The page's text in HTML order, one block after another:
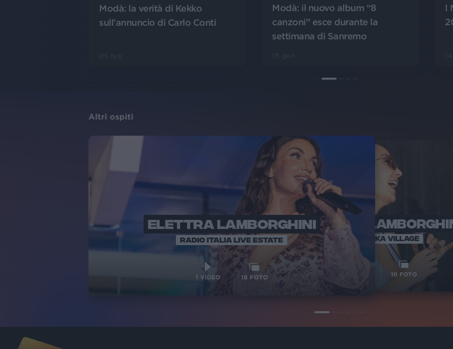
Modà: la verità di Kekko
sull’annuncio di Carlo Conti
Modà: il nuovo album “8
canzoni” esce durante la
settimana di Sanremo
I
Altri ospiti
ELETTRA LAMBORGHINI
RADIO ITALIA LIVE ESTATE
1 VIDEO 18 FOTO
ELETTRA
VOI TANKA VILLAGE
10 FOTO
VOI